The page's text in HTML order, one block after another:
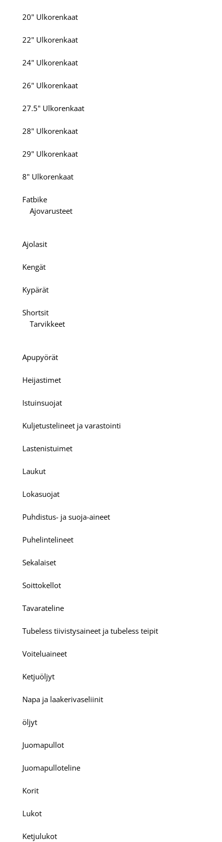
20" Ulkorenkaat
22" Ulkorenkaat
24" Ulkorenkaat
26" Ulkorenkaat
27.5" Ulkorenkaat
28" Ulkorenkaat
29" Ulkorenkaat
8" Ulkorenkaat
Fatbike
Ajovarusteet
Ajolasit
Kengät
Kypärät
Shortsit
Tarvikkeet
Apupyörät
Heijastimet
Istuinsuojat
Kuljetustelineet ja varastointi
Lastenistuimet
Laukut
Lokasuojat
Puhdistus- ja suoja-aineet
Puhelintelineet
Sekalaiset
Soittokellot
Tavarateline
Tubeless tiivistysaineet ja tubeless teipit
Voiteluaineet
Ketjuöljyt
Napa ja laakerivaseliinit
öljyt
Juomapullot
Juomapulloteline
Korit
Lukot
Ketjulukot